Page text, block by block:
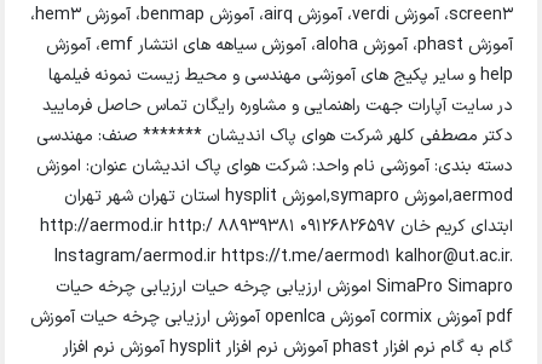
screen3، آموزش verdi، آموزش airq، آموزش benmap، آموزش hem3،
آموزش phast، آموزش aloha، آموزش سیاهه های انتشار emf، آموزش
help و سایر پکیج های آموزشی مهندسی و محیط زیست نمونه فیلمها
در سایت آپارات جهت راهنمایی و مشاوره رایگان تماس حاصل فرمایید
دکتر مصطفی کلهر شرکت هوای پاک اندیشان ******* صنف: مهندسی
دسته بندی: آموزشی نام واحد: شرکت هوای پاک اندیشان عنوان: اموزش
aermod,اموزش symapro,اموزش hysplit استان تهران شهر تهران
ابتدای کریم خان 09126826597 88939381 http://aermod.ir http:/
lnstagram/aermod.ir https://t.me/aermod1 kalhor@ut.ac.ir.
SimaPro Simapro اموزش ارزیابی چرخه حیات ارزیابی چرخه حیات
pdf آموزش cormix آموزش openlca آموزش ارزیابی چرخه حیات آموزش
گام به گام نرم افزار phast آموزش نرم افزار hysplit آموزش نرم افزار